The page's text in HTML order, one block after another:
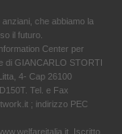
anziani, che abbiamo la
il futuro.
Center per
di GIANCARLO STORTI
4- Cap 26100
Tel. e Fax
; indirizzo PEC
,Iscritto